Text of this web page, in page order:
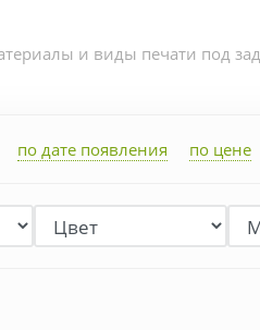
и виды печати под
по дате появления по цене